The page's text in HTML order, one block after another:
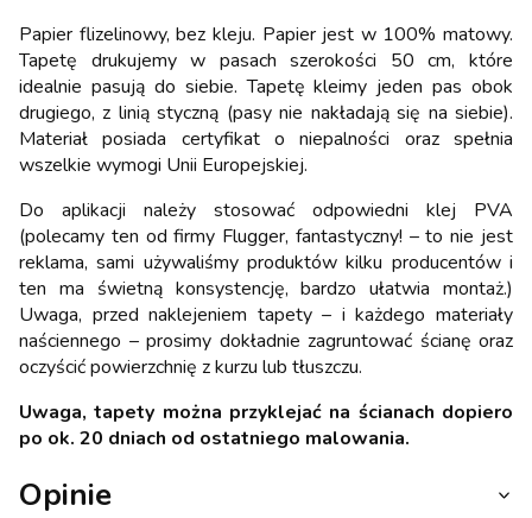
Papier flizelinowy, bez kleju. Papier jest w 100% matowy.
Tapetę drukujemy w pasach szerokości 50 cm, które
idealnie pasują do siebie. Tapetę kleimy jeden pas obok
drugiego, z linią styczną (pasy nie nakładają się na siebie).
Materiał posiada certyfikat o niepalności oraz spełnia
wszelkie wymogi Unii Europejskiej.
Do aplikacji należy stosować odpowiedni klej PVA
(polecamy ten od firmy Flugger, fantastyczny! – to nie jest
reklama, sami używaliśmy produktów kilku producentów i
ten ma świetną konsystencję, bardzo ułatwia montaż.)
Uwaga, przed naklejeniem tapety – i każdego materiały
naściennego – prosimy dokładnie zagruntować ścianę oraz
oczyścić powierzchnię z kurzu lub tłuszczu.
Uwaga, tapety można przyklejać na ścianach dopiero
po ok. 20 dniach od ostatniego malowania.
Opinie